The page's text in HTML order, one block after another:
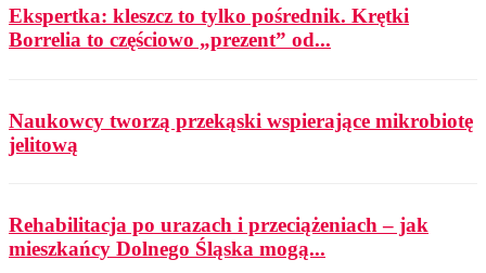
Ekspertka: kleszcz to tylko pośrednik. Krętki
Borrelia to częściowo „prezent” od...
Naukowcy tworzą przekąski wspierające mikrobiotę
jelitową
Rehabilitacja po urazach i przeciążeniach – jak
mieszkańcy Dolnego Śląska mogą...